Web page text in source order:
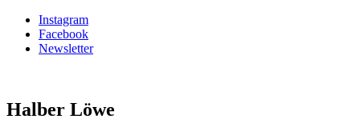
Instagram
Facebook
Newsletter
Halber Löwe